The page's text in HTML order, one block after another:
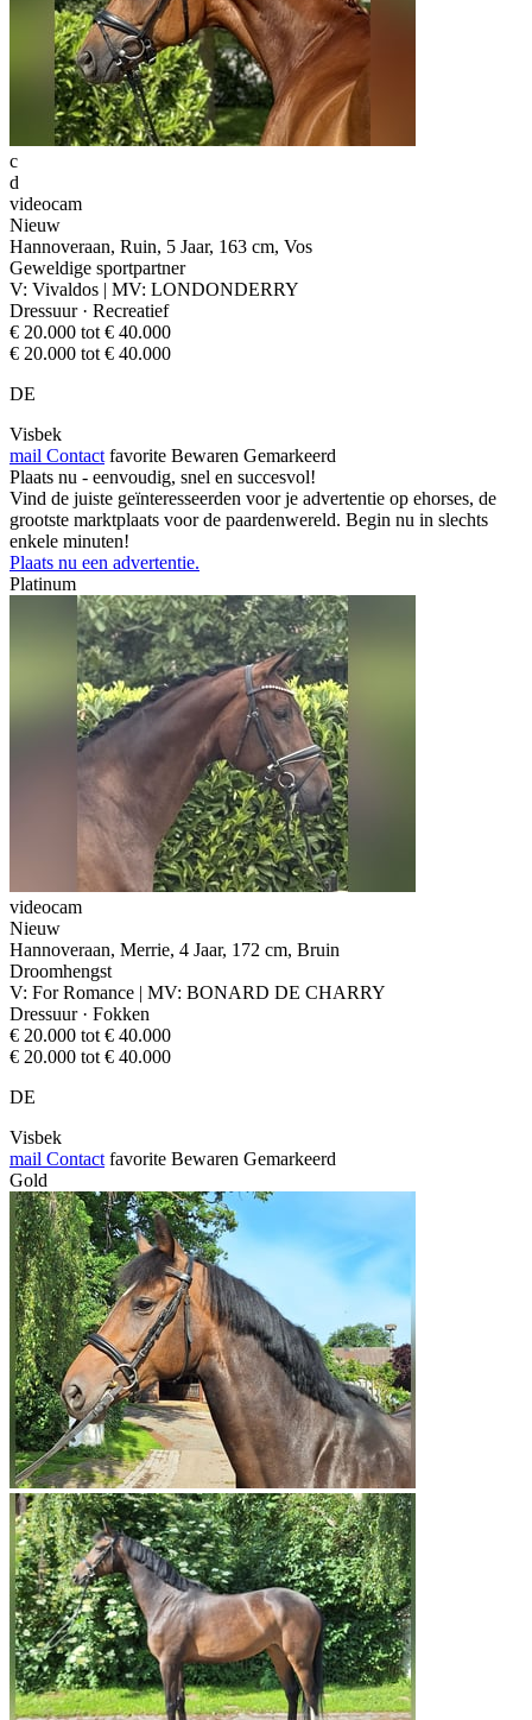
c
d
videocam
Nieuw
Hannoveraan, Ruin, 5 Jaar, 163 cm, Vos
Geweldige sportpartner
V: Vivaldos | MV: LONDONDERRY
Dressuur · Recreatief
€ 20.000 tot € 40.000
€ 20.000 tot € 40.000
DE
Visbek
mail Contact favorite Bewaren Gemarkeerd
Plaats nu - eenvoudig, snel en succesvol!
Vind de juiste geïnteresseerden voor je advertentie op ehorses, de
grootste marktplaats voor de paardenwereld. Begin nu in slechts
enkele minuten!
Plaats nu een advertentie.
Platinum
videocam
Nieuw
Hannoveraan, Merrie, 4 Jaar, 172 cm, Bruin
Droomhengst
V: For Romance | MV: BONARD DE CHARRY
Dressuur · Fokken
€ 20.000 tot € 40.000
€ 20.000 tot € 40.000
DE
Visbek
mail Contact favorite Bewaren Gemarkeerd
Gold